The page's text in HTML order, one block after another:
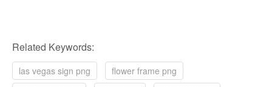
Related Keywords:
las vegas sign png
flower frame png